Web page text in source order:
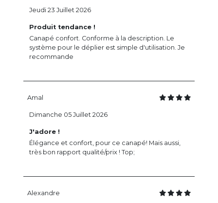
Produit tendance !
Canapé confort. Conforme à la description. Le
système pour le déplier est simple d'utilisation. Je
recommande
Jeudi 23 Juillet 2026
Amal
J'adore !
Élégance et confort, pour ce canapé! Mais aussi,
très bon rapport qualité/prix ! Top;
Dimanche 05 Juillet 2026
Alexandre